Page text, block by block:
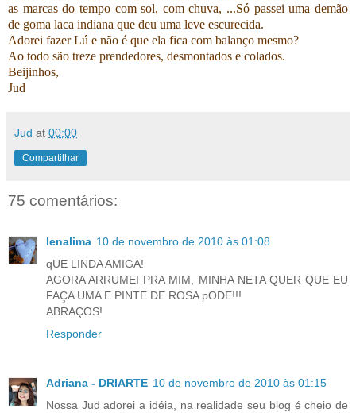
as marcas do tempo com sol, com chuva, ...Só passei uma demão
de goma laca indiana que deu uma leve escurecida.
Adorei fazer Lú e não é que ela fica com balanço mesmo?
Ao todo são treze prendedores, desmontados e colados.
Beijinhos,
Jud
Jud at 00:00
Compartilhar
75 comentários:
lenalima 10 de novembro de 2010 às 01:08
qUE LINDA AMIGA!
AGORA ARRUMEI PRA MIM, MINHA NETA QUER QUE EU
FAÇA UMA E PINTE DE ROSA pODE!!!
ABRAÇOS!
Responder
Adriana - DRIARTE 10 de novembro de 2010 às 01:15
Nossa Jud adorei a idéia, na realidade seu blog é cheio de